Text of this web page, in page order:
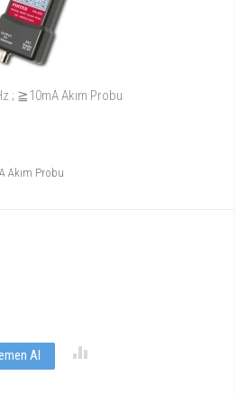
; ≧10mA Akım Probu
Akım Probu
Al